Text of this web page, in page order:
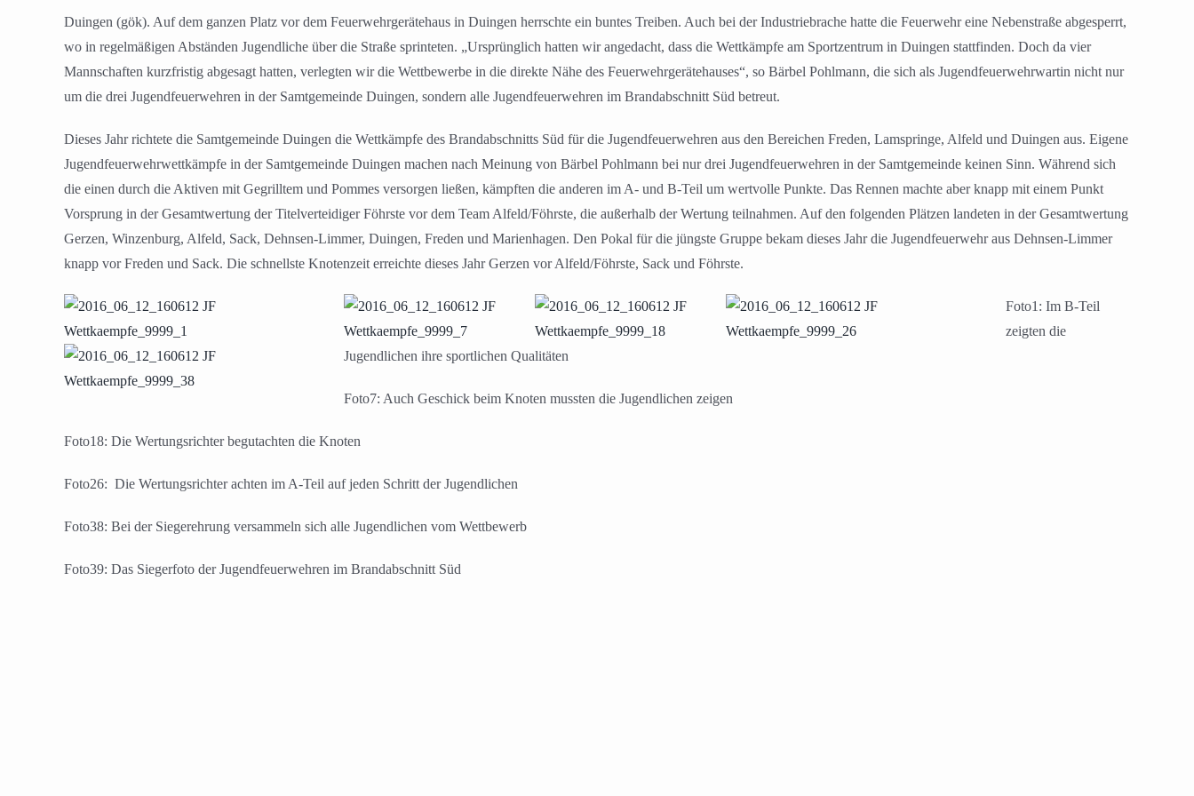
Duingen (gök). Auf dem ganzen Platz vor dem Feuerwehrgerätehaus in Duingen herrschte ein buntes Treiben. Auch bei der Industriebrache hatte die Feuerwehr eine Nebenstraße abgesperrt,
wo in regelmäßigen Abständen Jugendliche über die Straße sprinteten. „Ursprünglich hatten wir angedacht, dass die Wettkämpfe am Sportzentrum in Duingen stattfinden. Doch da vier
Mannschaften kurzfristig abgesagt hatten, verlegten wir die Wettbewerbe in die direkte Nähe des Feuerwehrgerätehauses“, so Bärbel Pohlmann, die sich als Jugendfeuerwehrwartin nicht nur
um die drei Jugendfeuerwehren in der Samtgemeinde Duingen, sondern alle Jugendfeuerwehren im Brandabschnitt Süd betreut.
Dieses Jahr richtete die Samtgemeinde Duingen die Wettkämpfe des Brandabschnitts Süd für die Jugendfeuerwehren aus den Bereichen Freden, Lamspringe, Alfeld und Duingen aus. Eigene
Jugendfeuerwehrwettkämpfe in der Samtgemeinde Duingen machen nach Meinung von Bärbel Pohlmann bei nur drei Jugendfeuerwehren in der Samtgemeinde keinen Sinn. Während sich
die einen durch die Aktiven mit Gegrilltem und Pommes versorgen ließen, kämpften die anderen im A- und B-Teil um wertvolle Punkte. Das Rennen machte aber knapp mit einem Punkt
Vorsprung in der Gesamtwertung der Titelverteidiger Föhrste vor dem Team Alfeld/Föhrste, die außerhalb der Wertung teilnahmen. Auf den folgenden Plätzen landeten in der Gesamtwertung
Gerzen, Winzenburg, Alfeld, Sack, Dehnsen-Limmer, Duingen, Freden und Marienhagen. Den Pokal für die jüngste Gruppe bekam dieses Jahr die Jugendfeuerwehr aus Dehnsen-Limmer
knapp vor Freden und Sack. Die schnellste Knotenzeit erreichte dieses Jahr Gerzen vor Alfeld/Föhrste, Sack und Föhrste.
Foto1: Im B-Teil
zeigten die
Jugendlichen ihre sportlichen Qualitäten
Foto7: Auch Geschick beim Knoten mussten die Jugendlichen zeigen
Foto18: Die Wertungsrichter begutachten die Knoten
Foto26: Die Wertungsrichter achten im A-Teil auf jeden Schritt der Jugendlichen
Foto38: Bei der Siegerehrung versammeln sich alle Jugendlichen vom Wettbewerb
Foto39: Das Siegerfoto der Jugendfeuerwehren im Brandabschnitt Süd